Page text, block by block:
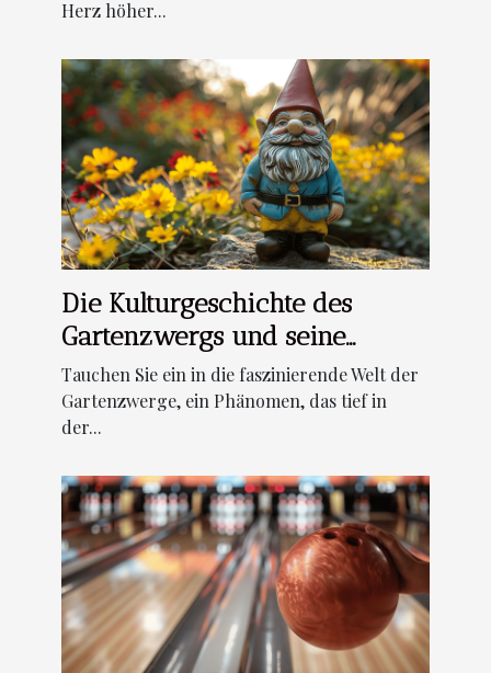
Herz höher...
Die Kulturgeschichte des
Gartenzwergs und seine
Bedeutung heute
Tauchen Sie ein in die faszinierende Welt der
Gartenzwerge, ein Phänomen, das tief in
der...